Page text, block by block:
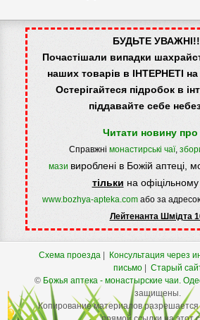
БУДЬТЕ
Почастішали випадки
наших товарів в ІНТЕРНЕТІ
Остерігайтеся підробок в
піддавайте себе
Читати новину про
Справжні монастирські чаї,
мази вироблені в Божій аптеці,
тільки на офіцільному
www.bozhya-apteka.com або за
Лейтенанта Шмідта
Схема проезда| Консультация через
письмо| Старый
© Божья аптека - монастырские чаи.
защищены.
Копирование материалов разрешается